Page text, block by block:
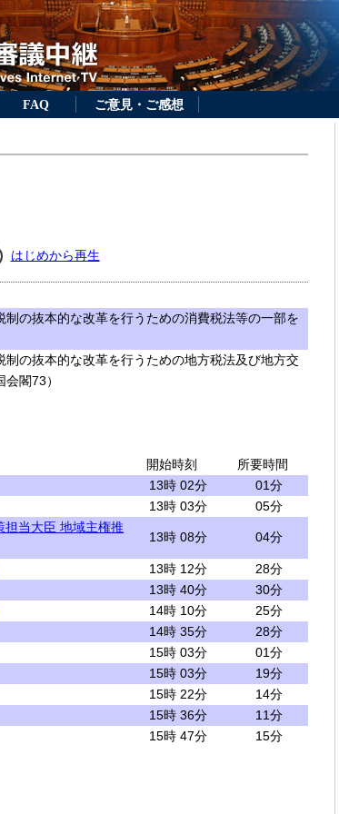
FAQ ご意見・ご感想
はじめから再生
の抜本的な改革を行うための消費税法等の一部を
の抜本的な改革を行うための地方税法及び地方交
閣73）
開始時刻
所要時間
13時 02分
01分
13時 03分
05分
担当大臣 地域主権推
13時 08分 04分
13時 12分
28分
13時 40分
30分
14時 10分
25分
14時 35分
28分
15時 03分
01分
15時 03分
19分
15時 22分
14分
15時 36分
11分
15時 47分 15分